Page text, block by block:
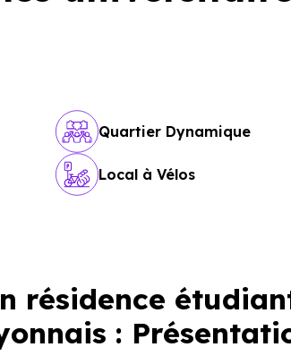
Quartier Dynamique
Local à Vélos
résidence
: